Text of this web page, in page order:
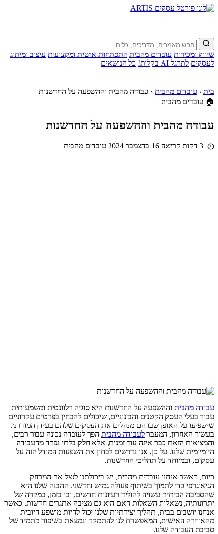
שיווק ומכירות עובדים מהבית התפתחות אישית ומקצועית עיצוב ומיתוג
לעסקים לתרגל AI בקלות! כל הנושאים
בית › עובדים מהבית › עבודה מהבית וההשפעה על החדשנות
🏠 עובדים מהבית
עבודה מהבית וההשפעה על החדשנות
16 בדצמבר 2024 עובדים מהבית
עבודה מהבית וההשפעה על החדשנות היא סוגיה רלוונטית ומשמעותית
עבור בעלי העסק הקטנים והבינוניים, שיכולים להבחין בפרטים עקרוניים
שישפיעו על האופן שבו הם מנהלים את העסקים שלהם בעידן המודרני.
בעשור האחרון, המעבר לעבודה מהבית הפך לעובדה נכונה עבור רבים,
והמציאות הזאת כבר אינה עוד זמנית, אלא חלק בלתי נפרד מהעבודה
היומיומית שלנו. על כן, אנו נדרשים לבחון את השפעות המודל הזה על
עסקים, ובמיוחד על תהליכי החדשנות.
כיום, כאשר אנחנו עובדים מהבית, יש ביכולתנו לנצל את המרחק
הגיאוגרפי כדי לתמוך בשיתוף פעולה גמיש וחדשני. ההבנה שלנו היא
שהסביבה הביתית עשויה להוליד רעיונות חדשים, ובו בזמן, במקרה של
יתרונותיה, נשאלות השאלות האם היא גם מציבה אתגרים חדשות. כאשר
אנחנו יושבים בבית, תהליך יצירתיות שלנו יכול להיות מושפע חיובית
מהאווירה האישית, המאפשרת לנו להתמקד ונמצאת בשיפור מתמיד של
סביבת העבודה שלנו.